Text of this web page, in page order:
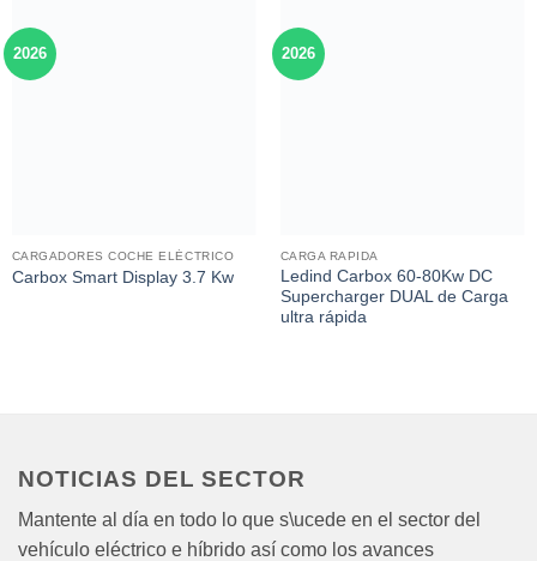
2026
CARGADORES COCHE ELÉCTRICO
Carbox Smart Display 3.7 Kw
2026
CARGA RAPIDA
Ledind Carbox 60-80Kw DC
Supercharger DUAL de Carga
ultra rápida
NOTICIAS DEL SECTOR
Mantente al día en todo lo que s\ucede en el sector del
vehículo eléctrico e híbrido así como los avances